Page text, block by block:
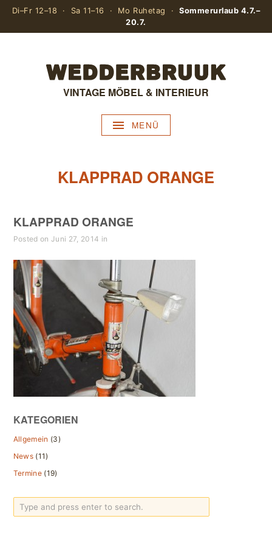
Di–Fr 12–18 · Sa 11–16 · Mo Ruhetag ·Sommerurlaub 4.7.–
20.7.
VINTAGE MÖBEL & INTERIEUR
MENÜ
KLAPPRAD ORANGE
KLAPPRAD ORANGE
Posted on Juni 27, 2014 in
KATEGORIEN
Allgemein (3)
News (11)
Termine (19)